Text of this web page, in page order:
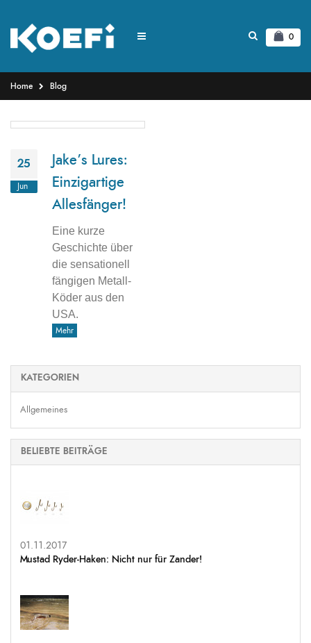
0
Home Blog
25
Jun
Jake’s Lures:
Einzigartige
Allesfänger!
Eine kurze
Geschichte über
die sensationell
fängigen Metall-
Köder aus den
USA.
Mehr
KATEGORIEN
Allgemeines
BELIEBTE BEITRÄGE
01.11.2017
Mustad Ryder-Haken: Nicht nur für Zander!